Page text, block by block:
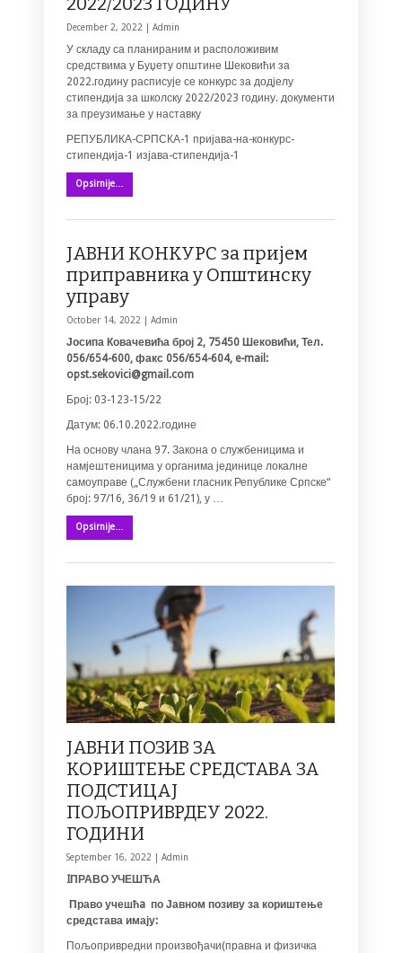
December 2, 2022 | Admin
У складу са планираним и расположивим
средствима у Буџету општине Шековићи за
2022.годину расписује се конкурс за додјелу
стипендија за школску 2022/2023 годину. документи
за преузимање у наставку
РЕПУБЛИКА-СРПСКА-1 пријава-на-конкурс-
стипендија-1 изјава-стипендија-1
Opsirnije…
ЈАВНИ КОНКУРС за пријем
приправника у Општинску
управу
October 14, 2022 | Admin
Јосипа Ковачевића број 2, 75450 Шековићи, Тел.
056/654-600, факс 056/654-604, e-mail:
opst.sekovici@gmail.com
Број: 03-123-15/22
Датум: 06.10.2022.године
На основу члана 97. Закона о службеницима и
намјештеницима у органима јединице локалне
самоуправе („Службени гласник Републике Српске“
број: 97/16, 36/19 и 61/21), у …
Opsirnije…
ЈАВНИ ПОЗИВ ЗА
КОРИШТЕЊЕ СРЕДСТАВА ЗА
ПОДСТИЦАЈ
ПОЉОПРИВРДЕУ 2022.
ГОДИНИ
September 16, 2022 | Admin
IПРАВО УЧЕШЋА
Право учешћa по Јавном позиву за кориштење
средстава имају:
Пољопривредни произвођачи(правна и физичка